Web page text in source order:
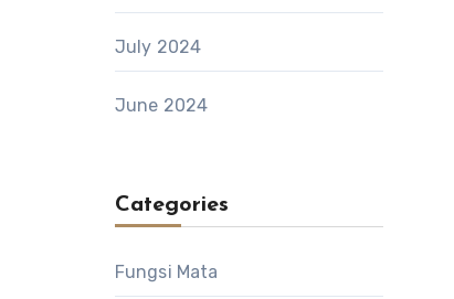
July 2024
June 2024
Categories
Fungsi Mata